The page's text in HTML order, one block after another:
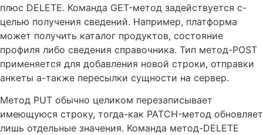
плюс DELETE. Команда GET-метод задействуется с-
целью получения сведений. Например, платформа
может получить каталог продуктов, состояние
профиля либо сведения справочника. Тип метод-POST
применяется для добавления новой строки, отправки
анкеты а-также пересылки сущности на сервер.
Метод PUT обычно целиком перезаписывает
имеющуюся строку, тогда-как PATCH-метод обновляет
лишь отдельные значения. Команда метод-DELETE